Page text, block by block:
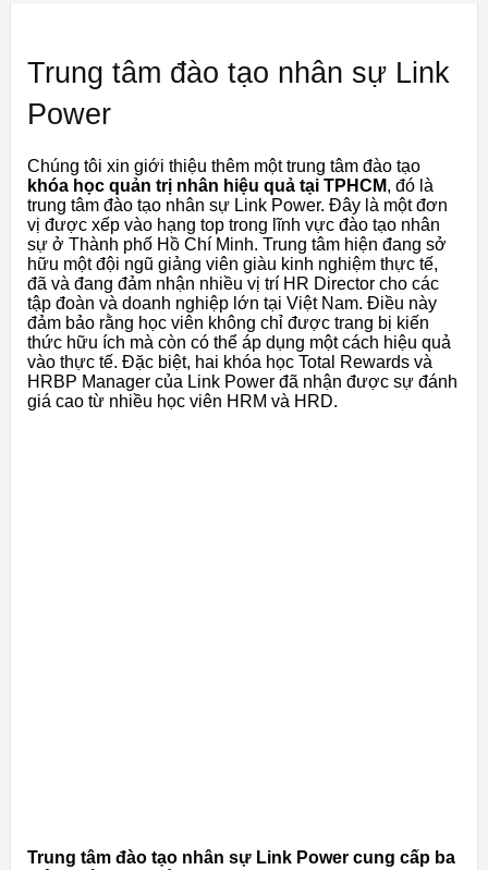
Trung tâm đào tạo nhân sự Link
Power
Chúng tôi xin giới thiệu thêm một trung tâm đào tạo
khóa học quản trị nhân hiệu quả tại TPHCM, đó là
trung tâm đào tạo nhân sự Link Power. Đây là một đơn
vị được xếp vào hạng top trong lĩnh vực đào tạo nhân
sự ở Thành phố Hồ Chí Minh. Trung tâm hiện đang sở
hữu một đội ngũ giảng viên giàu kinh nghiệm thực tế,
đã và đang đảm nhận nhiều vị trí HR Director cho các
tập đoàn và doanh nghiệp lớn tại Việt Nam. Điều này
đảm bảo rằng học viên không chỉ được trang bị kiến
thức hữu ích mà còn có thể áp dụng một cách hiệu quả
vào thực tế. Đặc biệt, hai khóa học Total Rewards và
HRBP Manager của Link Power đã nhận được sự đánh
giá cao từ nhiều học viên HRM và HRD.
Trung tâm đào tạo nhân sự Link Power cung cấp ba